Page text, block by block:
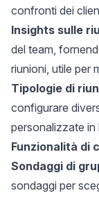
confronti dei
Insights sulle
del team,
riunioni, utile per
Tipologie di
configurare
personalizzate in
Funzionalità di
Sondaggi di
sondaggi per